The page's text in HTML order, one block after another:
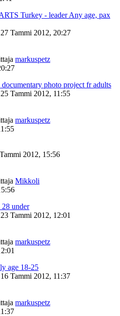
Turkey - leader Any age, pax
27 Tammi 2012, 20:27
markuspetz
photo project fr adults
25 Tammi 2012, 11:55
markuspetz
2012, 15:56
Mikkoli
28 under
23 Tammi 2012, 12:01
markuspetz
age 18-25
16 Tammi 2012, 11:37
markuspetz